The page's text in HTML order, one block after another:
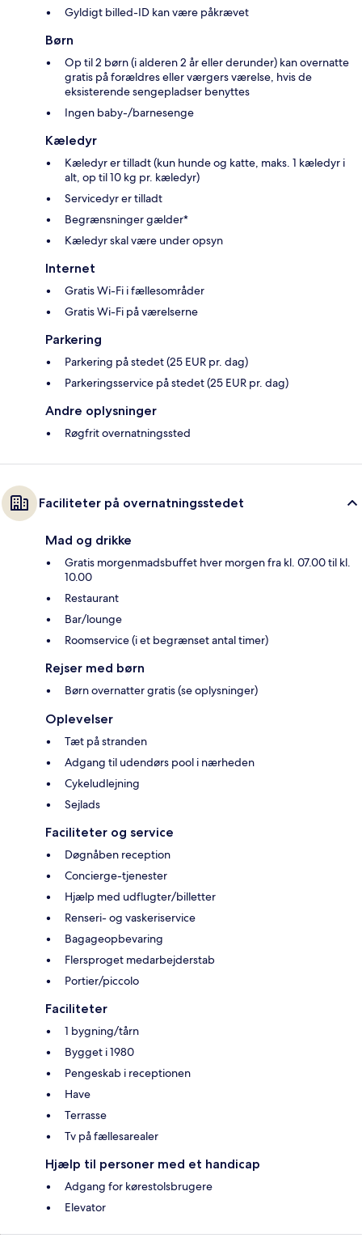
Gyldigt billed-ID kan være påkrævet
Børn
Op til 2 børn (i alderen 2 år eller derunder) kan overnatte
gratis på forældres eller værgers værelse, hvis de
eksisterende sengepladser benyttes
Ingen baby-/barnesenge
Kæledyr
Kæledyr er tilladt (kun hunde og katte, maks. 1 kæledyr i
alt, op til 10 kg pr. kæledyr)
Servicedyr er tilladt
Begrænsninger gælder*
Kæledyr skal være under opsyn
Internet
Gratis Wi-Fi i fællesområder
Gratis Wi-Fi på værelserne
Parkering
Parkering på stedet (25 EUR pr. dag)
Parkeringsservice på stedet (25 EUR pr. dag)
Andre oplysninger
Røgfrit overnatningssted
Faciliteter på overnatningsstedet
Mad og drikke
Gratis morgenmadsbuffet hver morgen fra kl. 07.00 til kl.
10.00
Restaurant
Bar/lounge
Roomservice (i et begrænset antal timer)
Rejser med børn
Børn overnatter gratis (se oplysninger)
Oplevelser
Tæt på stranden
Adgang til udendørs pool i nærheden
Cykeludlejning
Sejlads
Faciliteter og service
Døgnåben reception
Concierge-tjenester
Hjælp med udflugter/billetter
Renseri- og vaskeriservice
Bagageopbevaring
Flersproget medarbejderstab
Portier/piccolo
Faciliteter
1 bygning/tårn
Bygget i 1980
Pengeskab i receptionen
Have
Terrasse
Tv på fællesarealer
Hjælp til personer med et handicap
Adgang for kørestolsbrugere
Elevator